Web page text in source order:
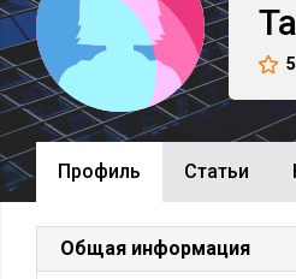
Профиль Cтатьи
Общая информация